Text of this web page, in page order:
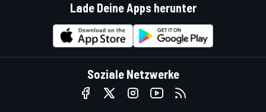
Lade Deine Apps herunter
Soziale Netzwerke